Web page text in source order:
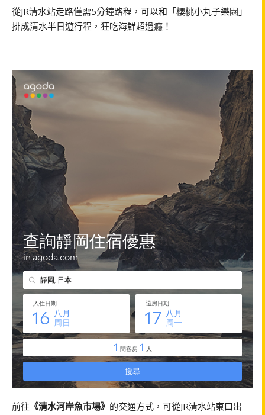
從JR清水站走路僅需5分鐘路程，可以和「櫻桃小丸子樂園」
排成清水半日遊行程，狂吃海鮮超過癮！
前往 《清水河岸魚市場》 的交通方式，可從JR清水站東口出